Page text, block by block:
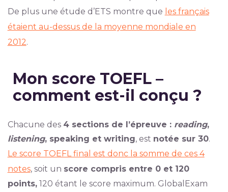
De plus une étude d’ETS montre que les français
étaient au-dessus de la moyenne mondiale en
2012.
Mon score TOEFL –
comment est-il conçu ?
Chacune des 4 sections de l’épreuve : reading,
listening, speaking et writing, est notée sur 30.
Le score TOEFL final est donc la somme de ces 4
notes, soit un score compris entre 0 et 120
points,120 étant le score maximum. GlobalExam